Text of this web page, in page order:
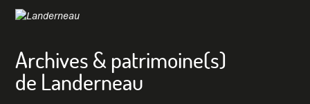
Archives & patrimoine(s)
de Landerneau